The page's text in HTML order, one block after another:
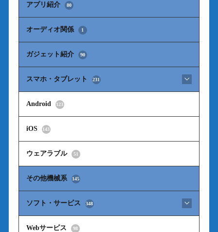
アプリ紹介 80
オーディオ関係 1
ガジェット紹介 90
スマホ・タブレット 231
Android 123
iOS 143
ウェアラブル 51
その他機械系 145
ソフト・サービス 348
Webサービス 98